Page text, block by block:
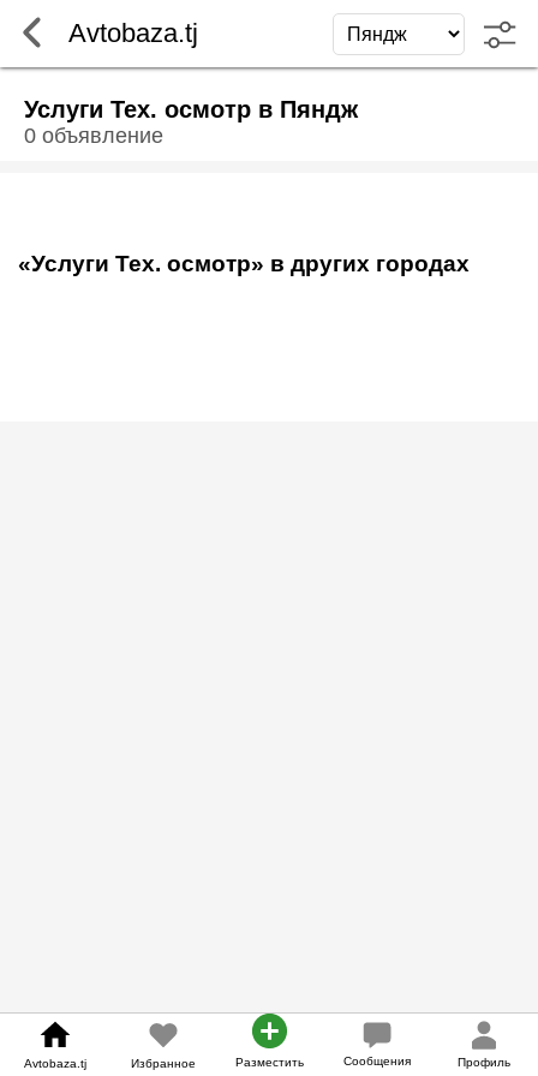
Avtobaza.tj
Услуги Тех. осмотр в Пяндж
0 объявление
«Услуги Тех. осмотр» в других городах
Avtobaza.tj Избранное Разместить Сообщения Профиль